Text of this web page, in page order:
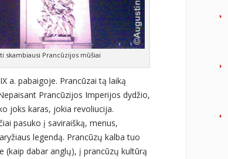
skambiausi Prancūzijos mūšiai
a. pabaigoje. Prancūzai tą laiką
Prancūzijos Imperijos dydžio,
joks karas, jokia revoliucija.
pasuko į saviraišką, menus,
legendą. Prancūzų kalba tuo
(kaip dabar anglų), į prancūzų kultūrą